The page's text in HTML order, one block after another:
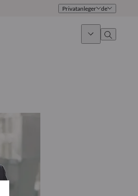
Privatanleger de